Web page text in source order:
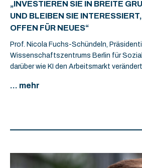
„INVESTIEREN SIE IN BREITE
UND BLEIBEN SIE
OFFEN FÜR NEUES“
Prof. Nicola Fuchs-Schündeln,
Wissenschaftszentrums Berlin für
darüber wie KI den Arbeitsmarkt
... mehr